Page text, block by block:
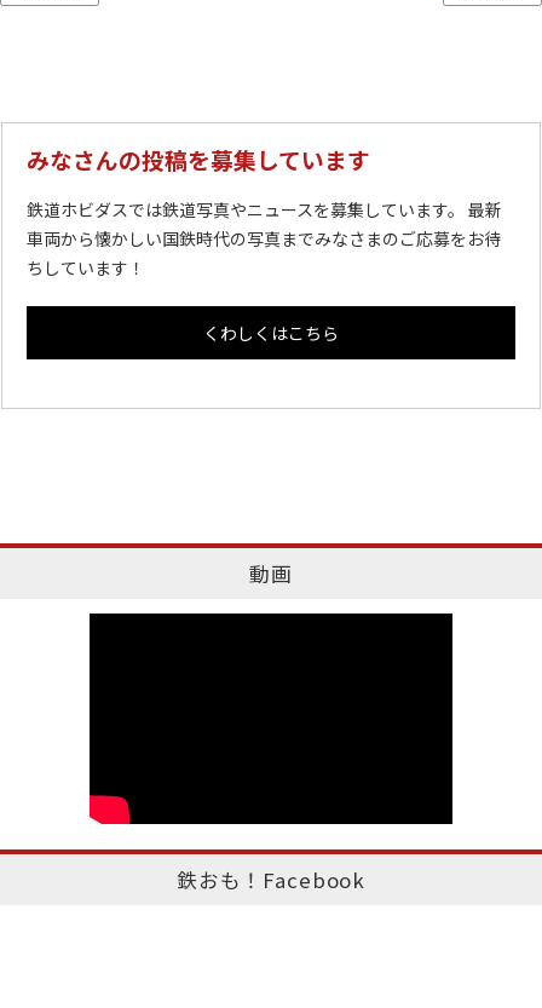
みなさんの投稿を募集しています
鉄道ホビダスでは鉄道写真やニュースを募集しています。 最新
車両から懐かしい国鉄時代の写真までみなさまのご応募をお待
ちしています！
くわしくはこちら
動画
鉄おも！Facebook